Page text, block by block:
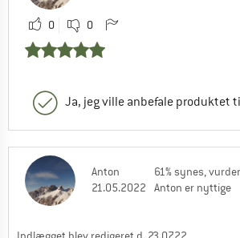
0 0
Ja, jeg ville anbefale produktet
Anton
21.05.2022
61% synes,
Anton er nyttige